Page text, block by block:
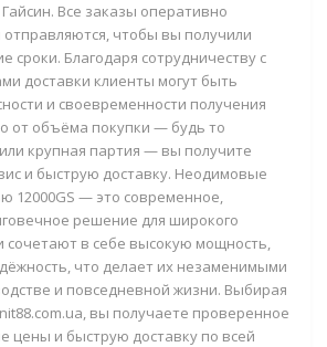
Все заказы оперативно
чтобы вы получили
сроки. Благодаря сотрудничеству с
доставки клиенты могут быть
и своевременности получения
от объёма покупки — будь то
крупная партия — вы получите
и быструю доставку. Неодимовые
12000GS — это современное,
решение для широкого
сочетают в себе высокую мощность,
что делает их незаменимыми
и повседневной жизни. Выбирая
вы получаете проверенное
цены и быструю доставку по всей